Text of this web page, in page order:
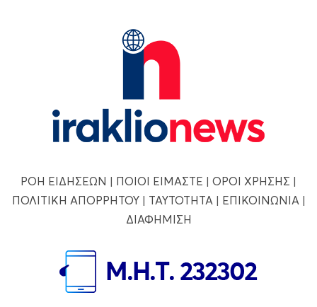
ΡΟΗ ΕΙΔΗΣΕΩΝ | ΠΟΙΟΙ ΕΙΜΑΣΤΕ | ΟΡΟΙ ΧΡΗΣΗΣ |
ΠΟΛΙΤΙΚΗ ΑΠΟΡΡΗΤΟΥ| ΤΑΥΤΟΤΗΤΑ | ΕΠΙΚΟΙΝΩΝΙΑ |
ΔΙΑΦΗΜΙΣΗ